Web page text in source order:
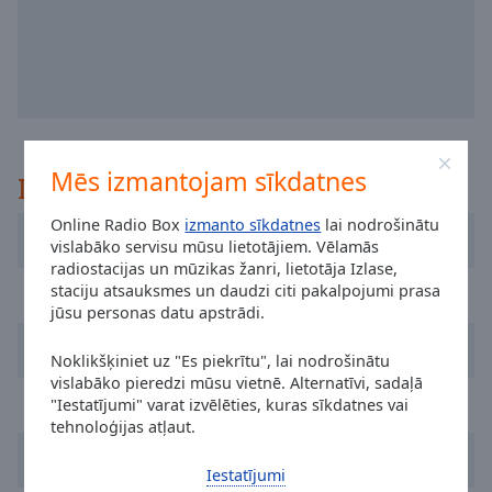
Mēs izmantojam sīkdatnes
Online Radio Box izmanto sīkdatnes lai nodrošinātu
vislabāko servisu mūsu lietotājiem. Vēlamās
radiostacijas un mūzikas žanri, lietotāja Izlase,
staciju atsauksmes un daudzi citi pakalpojumi prasa
jūsu personas datu apstrādi.
Noklikšķiniet uz "Es piekrītu", lai nodrošinātu
vislabāko pieredzi mūsu vietnē. Alternatīvi, sadaļā
"Iestatījumi" varat izvēlēties, kuras sīkdatnes vai
tehnoloģijas atļaut.
Iestatījumi
in-
Fullscreen
This
modal
window.
Beginning
window.
Ieteikts
Radio R
Radio Lietus
Geras FM
Power Hit Radio